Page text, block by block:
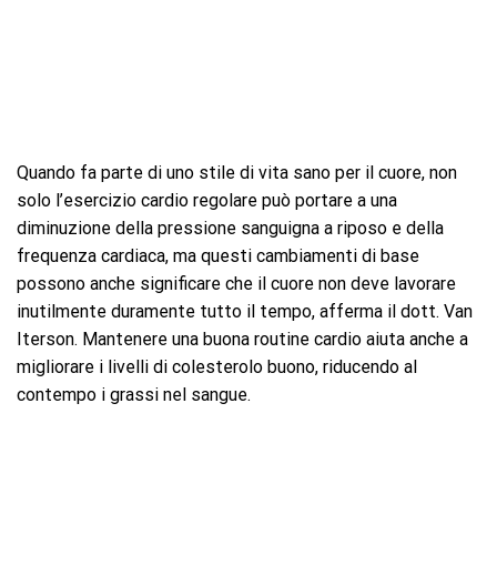
Quando fa parte di uno stile di vita sano per il cuore, non
solo l’esercizio cardio regolare può portare a una
diminuzione della pressione sanguigna a riposo e della
frequenza cardiaca, ma questi cambiamenti di base
possono anche significare che il cuore non deve lavorare
inutilmente duramente tutto il tempo, afferma il dott. Van
Iterson. Mantenere una buona routine cardio aiuta anche a
migliorare i livelli di colesterolo buono, riducendo al
contempo i grassi nel sangue.